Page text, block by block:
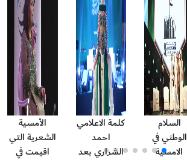
السلام
الوطني في
الامسية
كلمة الاعلامي
احمد
الشراري بعد
الأمسية
الشعرية التي
اقيمت في